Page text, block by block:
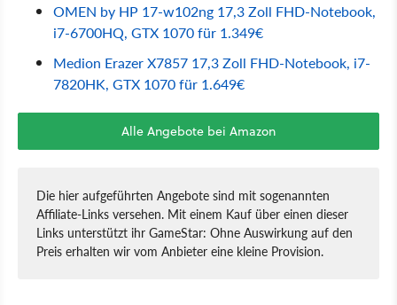
OMEN by HP 17-w102ng 17,3 Zoll FHD-Notebook,
i7-6700HQ, GTX 1070 für 1.349€
Medion Erazer X7857 17,3 Zoll FHD-Notebook, i7-
7820HK, GTX 1070 für 1.649€
Alle Angebote bei Amazon
Die hier aufgeführten Angebote sind mit sogenannten
Affiliate-Links versehen. Mit einem Kauf über einen dieser
Links unterstützt ihr GameStar: Ohne Auswirkung auf den
Preis erhalten wir vom Anbieter eine kleine Provision.